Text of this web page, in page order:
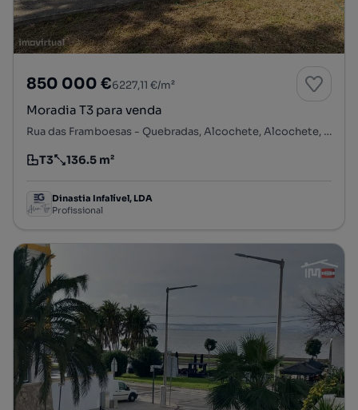
850 000 €6227,11 €/m²
Moradia T3 para venda
Rua das Framboesas - Quebradas, Alcochete, Alcochete, Setúbal
Tipologia
T3
Preço por metro quadrado
136.5 m²
Dinastia Infalível, LDA
Profissional